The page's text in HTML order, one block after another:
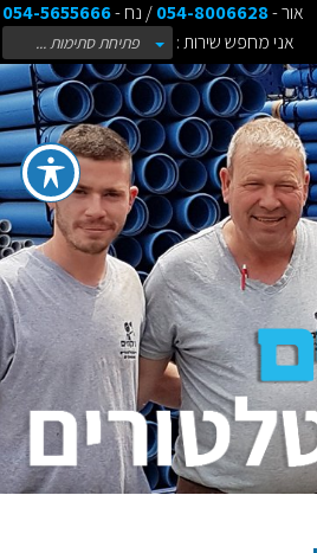
אור -054-8006628/ נח -054-5655666
אני מחפש שירות :
פתיחת סתימות ...